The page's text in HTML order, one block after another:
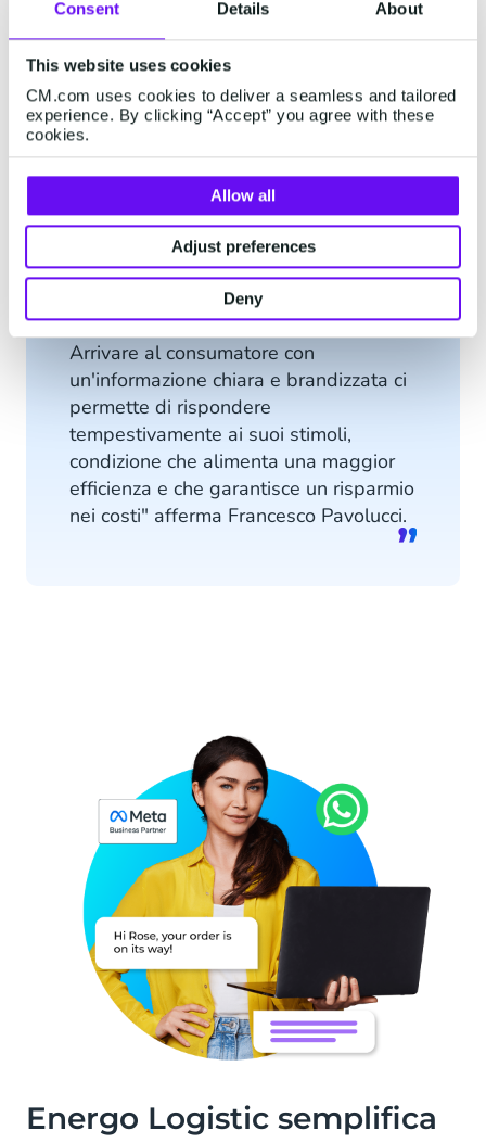
Consent Details About
This website uses cookies
CM.com uses cookies to deliver a seamless and tailored
experience. By clicking “Accept” you agree with these
cookies.
Allow all
Adjust preferences
Deny
del proprio software di logistica
, consentendo
con il cliente. Questo ha permesso di creare
numerositouchpoint all'interno del customer
journey
, che consentono di rendere l'esperienza
cliente sempre più soddisfacente e
personalizzata.
Arrivare al consumatore con
un'informazione chiara e brandizzata ci
permette di rispondere
tempestivamente ai suoi stimoli,
condizione che alimenta una maggior
efficienza e che garantisce un risparmio
nei costi" afferma Francesco Pavolucci.
Energo Logistic semplifica